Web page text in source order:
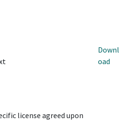
license agreed upon
Downl
oad